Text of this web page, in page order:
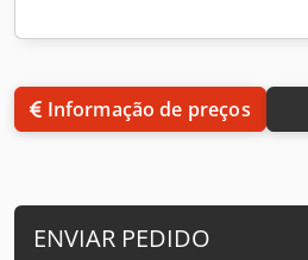
Informação de preços
ENVIAR PEDIDO